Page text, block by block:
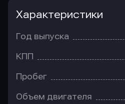
Характеристики
Год выпуска
КПП
Пробег
Объем двигателя